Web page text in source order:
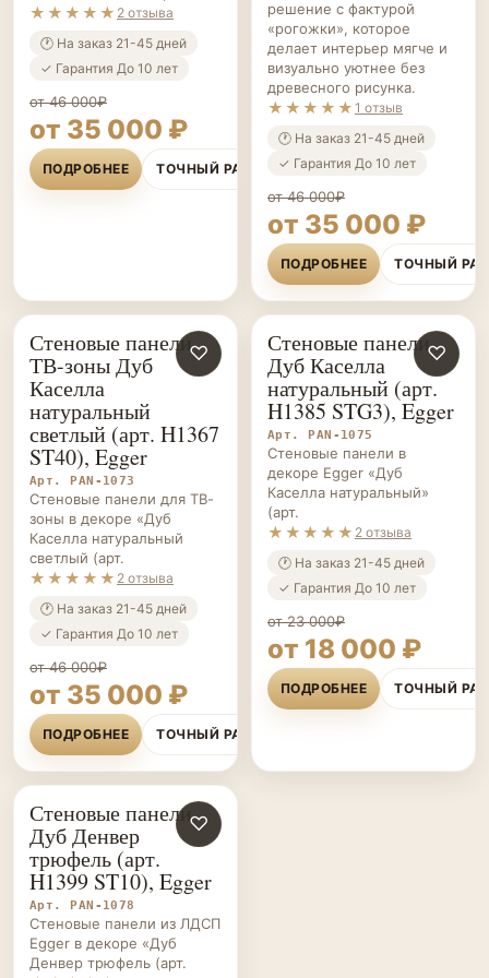
★★★★★ 2 отзыва
🕐 На заказ 21-45 дней
✓ Гарантия До 10 лет
от 46 000₽
от 35 000 ₽
ПОДРОБНЕЕ ТОЧНЫЙ РАСЧЁТ
решение с фактурой
«рогожки», которое
делает интерьер мягче и
визуально уютнее без
древесного рисунка.
★★★★★ 1 отзыв
🕐 На заказ 21-45 дней
✓ Гарантия До 10 лет
от 46 000₽
от 35 000 ₽
ПОДРОБНЕЕ ТОЧНЫЙ
СТЕНОВЫЕ
ПАНЕЛИ НА ЗАКАЗ
♡
Стеновые панели
ТВ-зоны Дуб
Каселла
натуральный
светлый (арт. H1367
ST40), Egger
Арт. PAN-1073
Стеновые панели для ТВ-
зоны в декоре «Дуб
Каселла натуральный
светлый (арт.
★★★★★ 2 отзыва
🕐 На заказ 21-45 дней
✓ Гарантия До 10 лет
от 46 000₽
от 35 000 ₽
ПОДРОБНЕЕ ТОЧНЫЙ РАСЧЁТ
СТЕНОВЫЕ
ПАНЕЛИ НА ЗАКАЗ
♡
Стеновые панели
Дуб Каселла
натуральный (арт.
H1385 STG3), Egger
Арт. PAN-1075
Стеновые панели в
декоре Egger «Дуб
Каселла натуральный»
(арт.
★★★★★ 2 отзыва
🕐 На заказ 21-45 дней
✓ Гарантия До 10 лет
от 23 000₽
от 18 000 ₽
ПОДРОБНЕЕ ТОЧНЫЙ
СТЕНОВЫЕ
ПАНЕЛИ НА ЗАКАЗ
♡
Стеновые панели
Дуб Денвер
трюфель (арт.
H1399 ST10), Egger
Арт. PAN-1078
Стеновые панели из ЛДСП
Egger в декоре «Дуб
Денвер трюфель (арт.